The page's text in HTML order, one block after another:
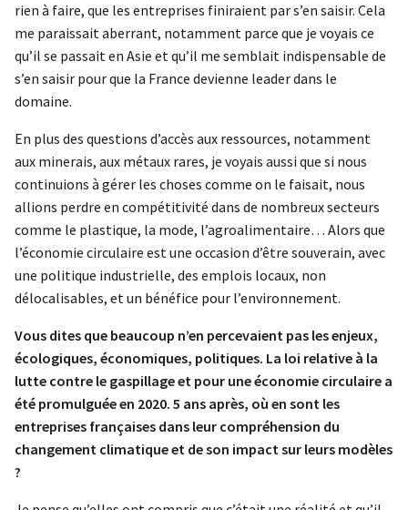
rien à faire, que les entreprises finiraient par s’en saisir. Cela
me paraissait aberrant, notamment parce que je voyais ce
qu’il se passait en Asie et qu’il me semblait indispensable de
s’en saisir pour que la France devienne leader dans le
domaine.
En plus des questions d’accès aux ressources, notamment
aux minerais, aux métaux rares, je voyais aussi que si nous
continuions à gérer les choses comme on le faisait, nous
allions perdre en compétitivité dans de nombreux secteurs
comme le plastique, la mode, l’agroalimentaire… Alors que
l’économie circulaire est une occasion d’être souverain, avec
une politique industrielle, des emplois locaux, non
délocalisables, et un bénéfice pour l’environnement.
Vous dites que beaucoup n’en percevaient pas les enjeux,
écologiques, économiques, politiques. La loi relative à la
lutte contre le gaspillage et pour une économie circulaire a
été promulguée en 2020. 5 ans après, où en sont les
entreprises françaises dans leur compréhension du
changement climatique et de son impact sur leurs modèles
?